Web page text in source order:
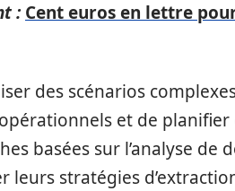
: Cent euros en lettre
des scénarios
et de
basées sur l’analyse de
leurs stratégies